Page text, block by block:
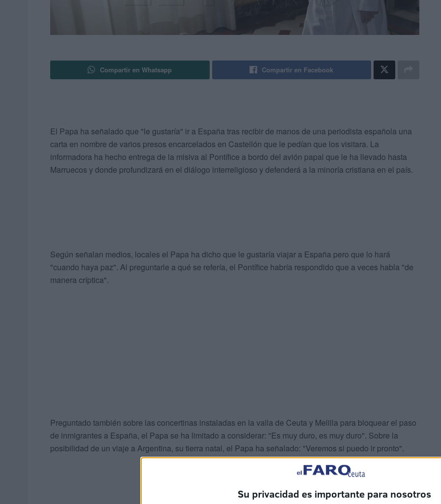
Su privacidad es importante para nosotros
Compartir en Whatsapp Compartir en Facebook
El Papa ha señalado que "le gustaría" ir a España tras recibir de manos de una periodista española una
carta en nombre de varios presos encarcelados en Castellón que le pedían que los visitara. La
informadora ha hecho entrega de la misiva al Pontífice a bordo del avión papal que le ha llevado hasta
Marruecos y donde profundizará en el diálogo interreligioso y defenderá a la minoría cristiana en el país.
Según señalan medios, locales el Papa ha dicho que le gustaría viajar a España pero que lo hará
"cuando haya paz". Al preguntarle a qué se refería, el Pontífice habría respondido que a veces habla "de
manera críptica".
Preguntado también sobre las concertinas instaladas en la valla de Ceuta y Melilla para bloquear el paso
de inmigrantes a España, el Papa se ha limitado a considerar: "Es muy duro, es muy duro". Sobre la
posibilidad de un viaje a Argentina, su tierra natal, el Papa ha señalado: "Veremos si puedo ir pronto".